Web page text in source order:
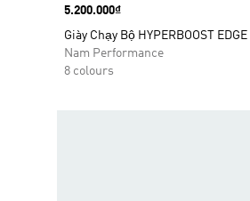
Price
5.200.000₫
Giày Chạy Bộ HYPERBOOST EDGE
Nam Performance
8 colours